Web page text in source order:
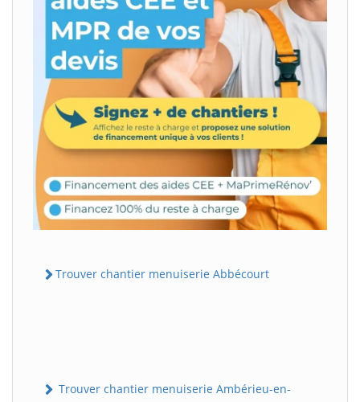
Trouver chantier menuiserie Abbécourt
Trouver chantier menuiserie Ambérieu-en-